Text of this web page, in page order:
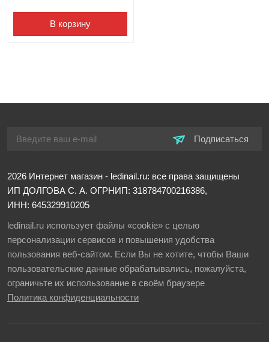
В корзину
Подписаться
2026 Интернет магазин - ledinail.ru: все права защищены
ИП ДОЛГОВА С. А. ОГРНИП: 318784700216386,
ИНН: 645329910205
ledinail.ru использует файлы «cookie» с целью
персонализации сервисов и повышения удобства
пользования веб-сайтом. Если Вы не хотите, чтобы Ваши
пользовательские данные обрабатывались, пожалуйста,
ограничьте их использование в своём браузере
Политика конфиденциальности